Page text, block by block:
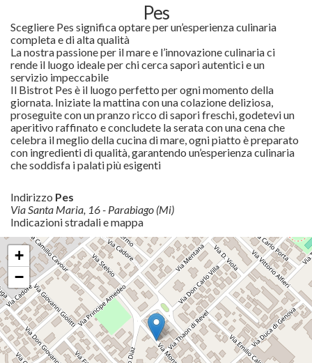
Pes
Scegliere Pes significa optare per un’esperienza culinaria
completa e di alta qualità
La nostra passione per il mare e l’innovazione culinaria ci
rende il luogo ideale per chi cerca sapori autentici e un
servizio impeccabile
Il Bistrot Pes è il luogo perfetto per ogni momento della
giornata. Iniziate la mattina con una colazione deliziosa,
proseguite con un pranzo ricco di sapori freschi, godetevi un
aperitivo raffinato e concludete la serata con una cena che
celebra il meglio della cucina di mare, ogni piatto è preparato
con ingredienti di qualità, garantendo un’esperienza culinaria
che soddisfa i palati più esigenti
Indirizzo Pes
Via Santa Maria, 16 - Parabiago (Mi)
Indicazioni stradali e mappa
+
−